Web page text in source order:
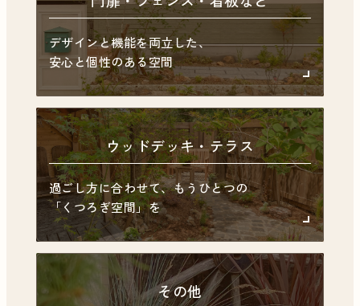
デザインと機能を両立した、
安心と個性のある空間
ウッドデッキ・テラス
過ごし方に合わせて、もうひとつの
「くつろぎ空間」を
その他